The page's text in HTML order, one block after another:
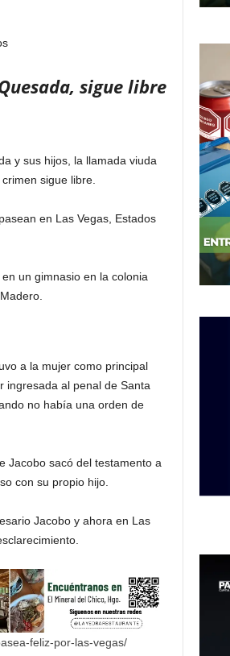
sigue libre
y sus hijos, la llamada viuda
sigue libre.
en Las Vegas, Estados
un gimnasio en la colonia
a la mujer como principal
ingresada al penal de Santa
no había una orden de
Jacobo sacó del testamento a
con su propio hijo.
Jacobo y ahora en Las
feliz-por-las-vegas/